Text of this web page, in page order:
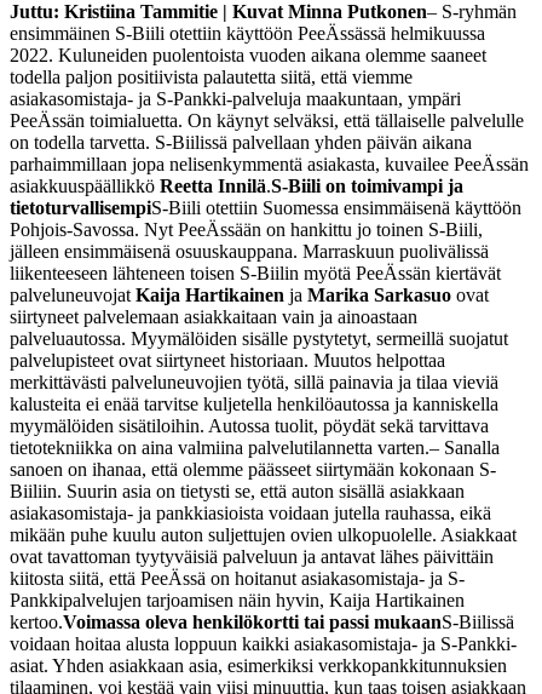
Juttu: Kristiina Tammitie | Kuvat Minna Putkonen– S-ryhmän
ensimmäinen S-Biili otettiin käyttöön PeeÄssässä helmikuussa
2022. Kuluneiden puolentoista vuoden aikana olemme saaneet
todella paljon positiivista palautetta siitä, että viemme
asiakasomistaja- ja S-Pankki-palveluja maakuntaan, ympäri
PeeÄssän toimialuetta. On käynyt selväksi, että tällaiselle palvelulle
on todella tarvetta. S-Biilissä palvellaan yhden päivän aikana
parhaimmillaan jopa nelisenkymmentä asiakasta, kuvailee PeeÄssän
asiakkuuspäällikkö Reetta Innilä.S-Biili on toimivampi ja
tietoturvallisempiS-Biili otettiin Suomessa ensimmäisenä käyttöön
Pohjois-Savossa. Nyt PeeÄssään on hankittu jo toinen S-Biili,
jälleen ensimmäisenä osuuskauppana. Marraskuun puolivälissä
liikenteeseen lähteneen toisen S-Biilin myötä PeeÄssän kiertävät
palveluneuvojat Kaija Hartikainen ja Marika Sarkasuo ovat
siirtyneet palvelemaan asiakkaitaan vain ja ainoastaan
palveluautossa. Myymälöiden sisälle pystytetyt, sermeillä suojatut
palvelupisteet ovat siirtyneet historiaan. Muutos helpottaa
merkittävästi palveluneuvojien työtä, sillä painavia ja tilaa vieviä
kalusteita ei enää tarvitse kuljetella henkilöautossa ja kanniskella
myymälöiden sisätiloihin. Autossa tuolit, pöydät sekä tarvittava
tietotekniikka on aina valmiina palvelutilannetta varten.– Sanalla
sanoen on ihanaa, että olemme päässeet siirtymään kokonaan S-
Biiliin. Suurin asia on tietysti se, että auton sisällä asiakkaan
asiakasomistaja- ja pankkiasioista voidaan jutella rauhassa, eikä
mikään puhe kuulu auton suljettujen ovien ulkopuolelle. Asiakkaat
ovat tavattoman tyytyväisiä palveluun ja antavat lähes päivittäin
kiitosta siitä, että PeeÄssä on hoitanut asiakasomistaja- ja S-
Pankkipalvelujen tarjoamisen näin hyvin, Kaija Hartikainen
kertoo.Voimassa oleva henkilökortti tai passi mukaanS-Biilissä
voidaan hoitaa alusta loppuun kaikki asiakasomistaja- ja S-Pankki-
asiat. Yhden asiakkaan asia, esimerkiksi verkkopankkitunnuksien
tilaaminen, voi kestää vain viisi minuuttia, kun taas toisen asiakkaan